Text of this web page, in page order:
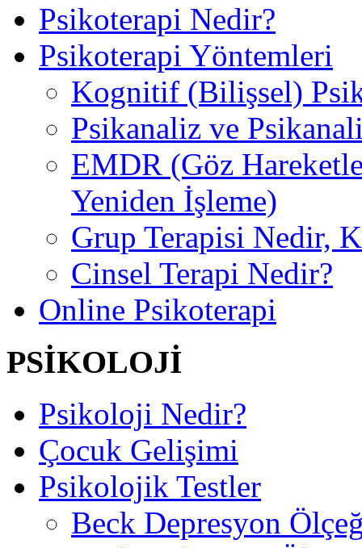
Psikoterapi Nedir?
Psikoterapi Yöntemleri
Kognitif (Bilişsel)
Psikanaliz ve
EMDR (Göz
Yeniden İşleme)
Grup Terapisi Nedir,
Cinsel Terapi Nedir?
Online Psikoterapi
PSİKOLOJİ
Psikoloji Nedir?
Çocuk Gelişimi
Psikolojik Testler
Beck Depresyon